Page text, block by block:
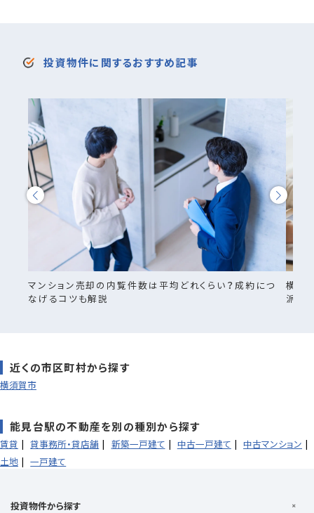
投資物件に関するおすすめ記事
マンション売却の内覧件数は平均どれくらい？成約につ
なげるコツも解説
横須
派ま
近くの市区町村から探す
横須賀市
能見台駅の不動産を別の種別から探す
賃貸 貸事務所・貸店舗 新築一戸建て 中古一戸建て
中古マンション
土地
一戸建て
投資物件から探す